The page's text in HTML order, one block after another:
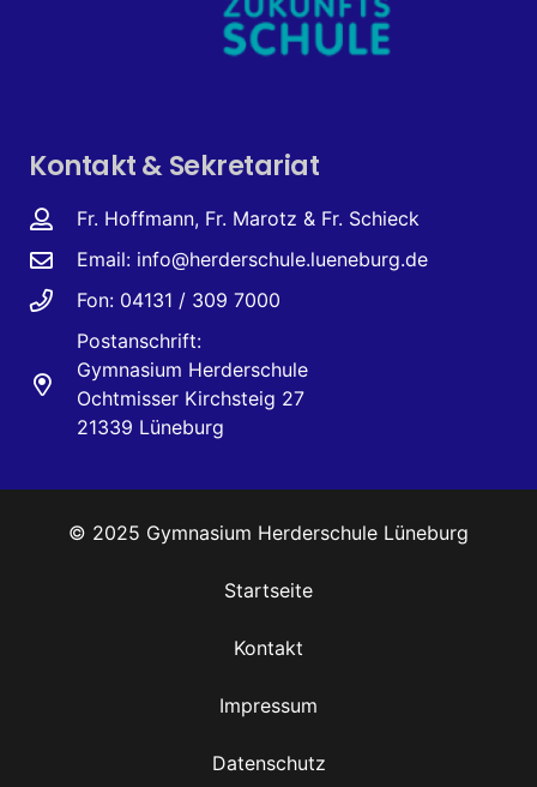
Kontakt & Sekretariat
Fr. Hoffmann, Fr. Marotz & Fr. Schieck
Email: info@herderschule.lueneburg.de
Fon: 04131 / 309 7000
Postanschrift:
Gymnasium Herderschule
Ochtmisser Kirchsteig 27
21339 Lüneburg
© 2025 Gymnasium Herderschule Lüneburg
Startseite
Kontakt
Impressum
Datenschutz